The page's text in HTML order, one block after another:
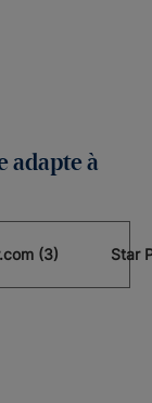
adapte à
(3)